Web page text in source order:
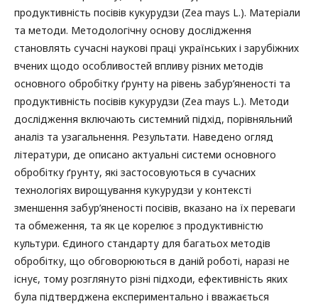
продуктивність посівів кукурудзи (Zea mays L.). Матеріали
та методи. Методологічну основу дослідження
становлять сучасні наукові праці українських і зарубіжних
вчених щодо особливостей впливу різних методів
основного обробітку ґрунту на рівень забур’яненості та
продуктивність посівів кукурудзи (Zea mays L.). Методи
дослідження включають системний підхід, порівняльний
аналіз та узагальнення. Результати. Наведено огляд
літератури, де описано актуальні системи основного
обробітку ґрунту, які застосовуються в сучасних
технологіях вирощування кукурудзи у контексті
зменшення забур’яненості посівів, вказано на їх переваги
та обмеження, та як це корелює з продуктивністю
культури. Єдиного стандарту для багатьох методів
обробітку, що обговорюються в даній роботі, наразі не
існує, тому розглянуто різні підходи, ефективність яких
була підтверджена експериментально і вважається